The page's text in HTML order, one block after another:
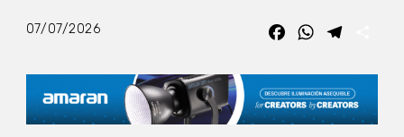
07/07/2026 FacebookWhatsApp